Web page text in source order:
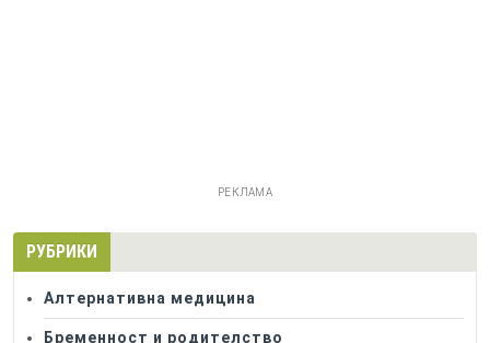
РЕКЛАМА
РУБРИКИ
Алтернативна медицина
Бременност и родителство